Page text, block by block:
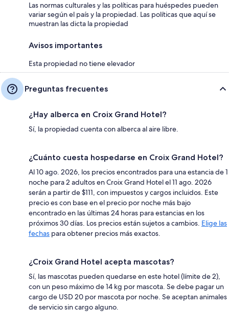
Las normas culturales y las políticas para huéspedes pueden
variar según el país y la propiedad. Las políticas que aquí se
muestran las dicta la propiedad
Avisos importantes
Esta propiedad no tiene elevador
Preguntas frecuentes
¿Hay alberca en Croix Grand Hotel?
Sí, la propiedad cuenta con alberca al aire libre.
¿Cuánto cuesta hospedarse en Croix Grand Hotel?
Al 10 ago. 2026, los precios encontrados para una estancia de 1
noche para 2 adultos en Croix Grand Hotel el 11 ago. 2026
serán a partir de $111, con impuestos y cargos incluidos. Este
precio es con base en el precio por noche más bajo
encontrado en las últimas 24 horas para estancias en los
próximos 30 días. Los precios están sujetos a cambios. Elige las
fechas para obtener precios más exactos.
¿Croix Grand Hotel acepta mascotas?
Sí, las mascotas pueden quedarse en este hotel (límite de 2),
con un peso máximo de 14 kg por mascota. Se debe pagar un
cargo de USD 20 por mascota por noche. Se aceptan animales
de servicio sin cargo alguno.